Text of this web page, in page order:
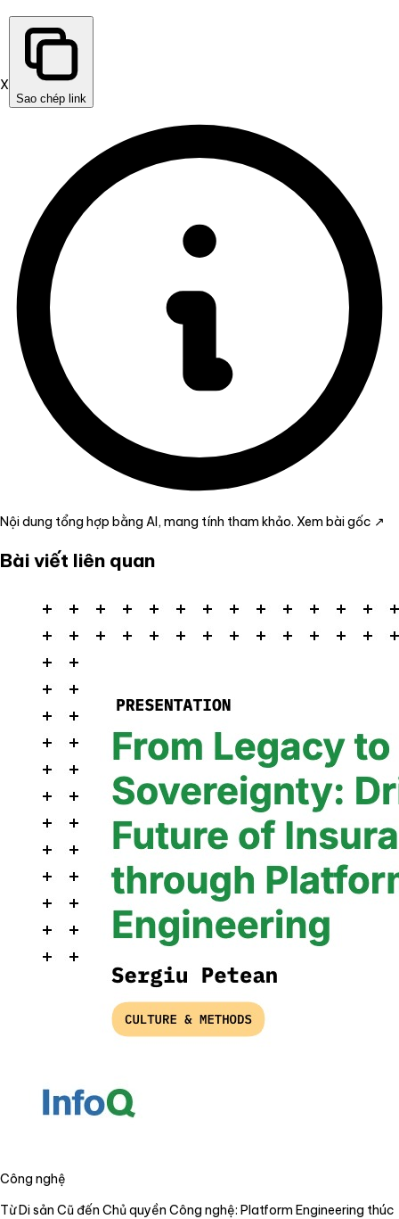
X
Sao chép link
Nội dung tổng hợp bằng AI, mang tính tham khảo. Xem bài gốc ↗
Bài viết liên quan
Công nghệ
Từ Di sản Cũ đến Chủ quyền Công nghệ: Platform Engineering thúc